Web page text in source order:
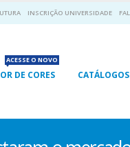
INSCRIÇÃO UNIVERSIDADE
DE CORES
ACESSE O NOVO
CATÁLOGOS